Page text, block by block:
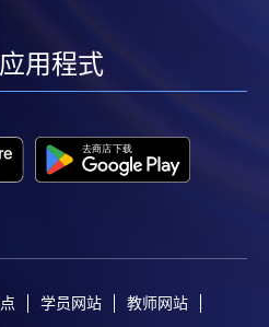
linkedin
用程式
学员网站 教师网站